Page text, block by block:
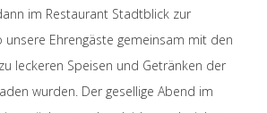
im Restaurant Stadtblick zur
unsere Ehrengäste gemeinsam mit den
leckeren Speisen und Getränken der
wurden. Der gesellige Abend im